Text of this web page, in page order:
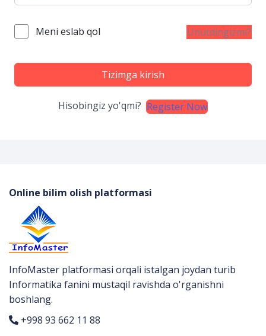
Meni eslab qol Unutdingizmi?
Tizimga kirish
Hisobingiz yo'qmi? Register Now
Online bilim olish platformasi
InfoMaster platformasi orqali istalgan joydan turib
Informatika fanini mustaqil ravishda o'rganishni
boshlang.
+998 93 662 11 88